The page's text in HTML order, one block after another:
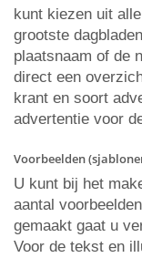
kunt kiezen uit
grootste
plaatsnaam of de
direct een
krant en soort
advertentie voor
Voorbeelden
U kunt bij het
aantal
gemaakt gaat u
Voor de tekst en